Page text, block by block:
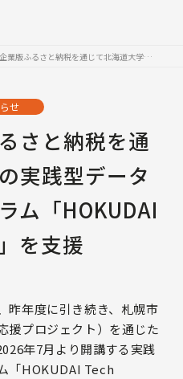
札幌市企業版ふるさと納税を通じて北海道大学の実践型データ人材育成プログラム「HOKUDAI Tech Academy」を支援
せ
さと納税を通
実践型データ
ム「HOKUDAI
を支援
昨年度に引き続き、札幌市
援プロジェクト）を通じた
年7月より開講する実践
「HOKUDAI Tech